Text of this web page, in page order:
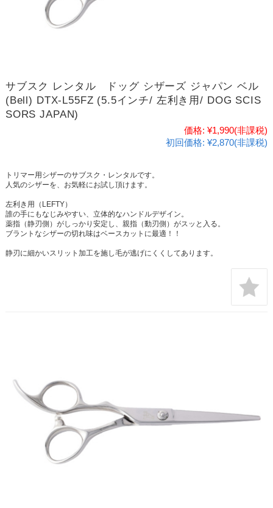
サブスク レンタル ドッグ シザーズ ジャパン ベル
(Bell) DTX-L55FZ (5.5インチ/ 左利き用/ DOG SCIS
SORS JAPAN)
価格: ¥1,990(非課税)
初回価格: ¥2,870(非課税)
トリマー用シザーのサブスク・レンタルです。
人気のシザーを、お気軽にお試し頂けます。
左利き用（LEFTY）
誰の手にもなじみやすい、立体的なハンドルデザイン。
薬指（静刃側）がしっかり安定し、親指（動刃側）がスッと入る。
ブラントなシザーの切れ味はベースカットに最適！！
静刃に細かいスリット加工を施し毛が逃げにくくしてあります。